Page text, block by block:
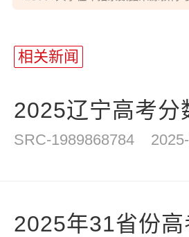
相关新闻
2025辽宁高考
SRC-1989868784
2025年31省份